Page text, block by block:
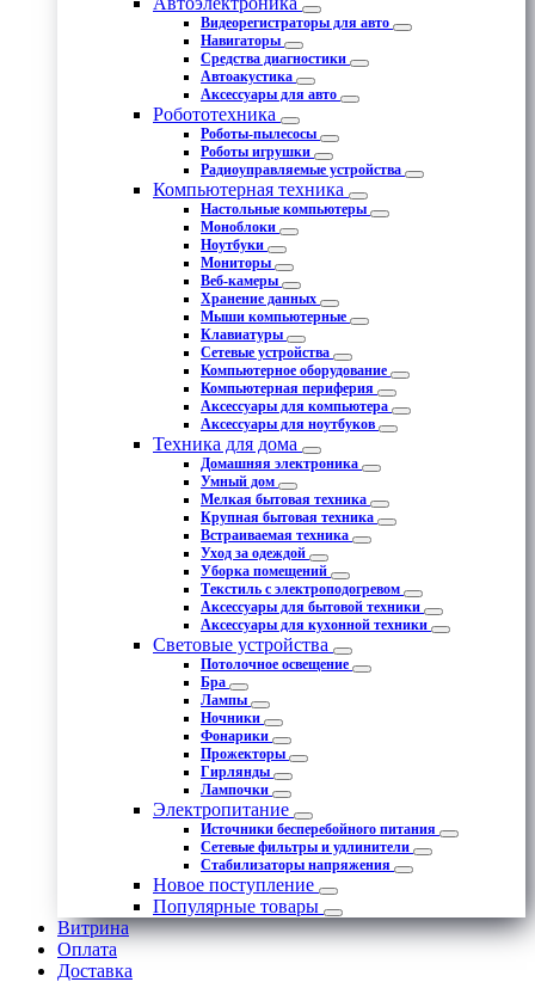
Видеорегистраторы для авто
Навигаторы
Средства диагностики
Автоакустика
Аксессуары для авто
Робототехника
Роботы-пылесосы
Роботы игрушки
Радиоуправляемые устройства
Компьютерная техника
Настольные компьютеры
Моноблоки
Ноутбуки
Мониторы
Веб-камеры
Хранение данных
Мыши компьютерные
Клавиатуры
Сетевые устройства
Компьютерное оборудование
Компьютерная периферия
Аксессуары для компьютера
Аксессуары для ноутбуков
Техника для дома
Домашняя электроника
Умный дом
Мелкая бытовая техника
Крупная бытовая техника
Встраиваемая техника
Уход за одеждой
Уборка помещений
Текстиль с электроподогревом
Аксессуары для бытовой техники
Аксессуары для кухонной техники
Световые устройства
Потолочное освещение
Бра
Лампы
Ночники
Фонарики
Прожекторы
Гирлянды
Лампочки
Электропитание
Источники бесперебойного питания
Сетевые фильтры и удлинители
Стабилизаторы напряжения
Новое поступление
Популярные товары
Витрина
Оплата
Доставка